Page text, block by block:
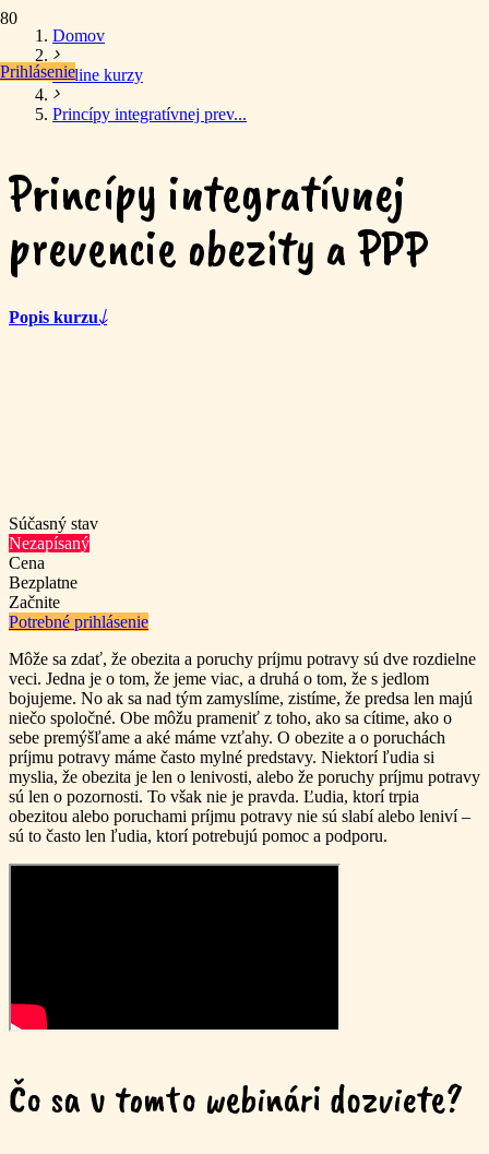
Prihlásenie
Domov
Online kurzy
Princípy integratívnej prev...
Princípy integratívnej
prevencie obezity a PPP
Popis kurzu
Súčasný stav
Nezapísaný
Cena
Bezplatne
Začnite
Potrebné prihlásenie
Môže sa zdať, že obezita a poruchy príjmu potravy sú dve rozdielne
veci. Jedna je o tom, že jeme viac, a druhá o tom, že s jedlom
bojujeme. No ak sa nad tým zamyslíme, zistíme, že predsa len majú
niečo spoločné. Obe môžu prameniť z toho, ako sa cítime, ako o
sebe premýšľame a aké máme vzťahy. O obezite a o poruchách
príjmu potravy máme často mylné predstavy. Niektorí ľudia si
myslia, že obezita je len o lenivosti, alebo že poruchy príjmu potravy
sú len o pozornosti. To však nie je pravda. Ľudia, ktorí trpia
obezitou alebo poruchami príjmu potravy nie sú slabí alebo leniví –
sú to často len ľudia, ktorí potrebujú pomoc a podporu.
Čo sa v tomto webinári dozviete?